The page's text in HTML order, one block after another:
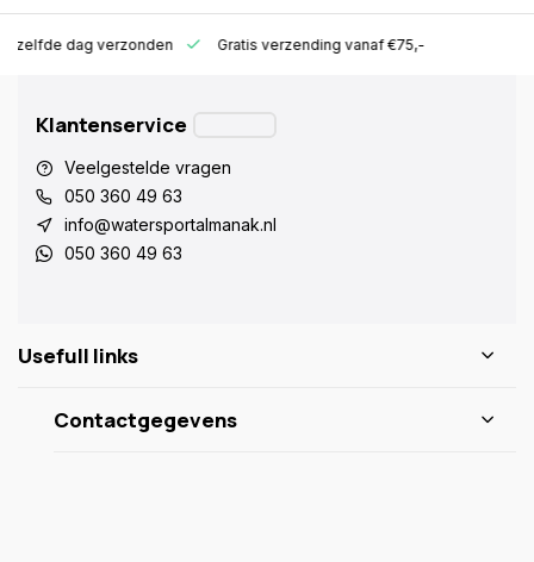
zelfde dag verzonden Gratis verzending vanaf €75,-
Klantenservice
Veelgestelde vragen
050 360 49 63
info@watersportalmanak.nl
050 360 49 63
Usefull links
Contactgegevens